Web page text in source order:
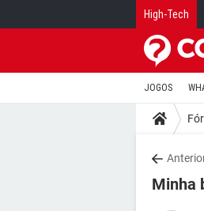
High-Tech
JOGOS
Minha